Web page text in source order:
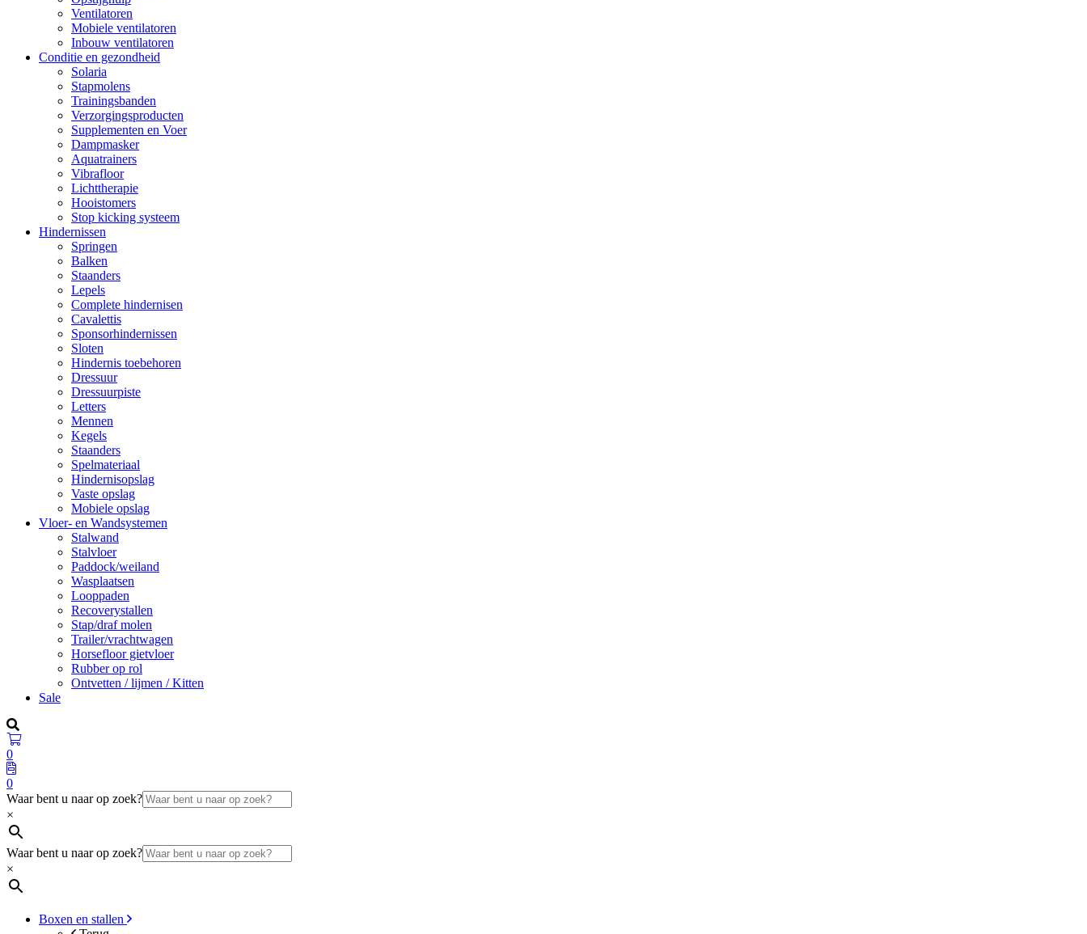
Ventilatoren
Mobiele ventilatoren
Inbouw ventilatoren
Conditie en gezondheid
Solaria
Stapmolens
Trainingsbanden
Verzorgingsproducten
Supplementen en Voer
Dampmasker
Aquatrainers
Vibrafloor
Lichttherapie
Hooistomers
Stop kicking systeem
Hindernissen
Springen
Balken
Staanders
Lepels
Complete hindernisen
Cavalettis
Sponsorhindernissen
Sloten
Hindernis toebehoren
Dressuur
Dressuurpiste
Letters
Mennen
Kegels
Staanders
Spelmateriaal
Hindernisopslag
Vaste opslag
Mobiele opslag
Vloer- en Wandsystemen
Stalwand
Stalvloer
Paddock/weiland
Wasplaatsen
Looppaden
Recoverystallen
Stap/draf molen
Trailer/vrachtwagen
Horsefloor gietvloer
Rubber op rol
Ontvetten / lijmen / Kitten
Sale
0
0
Waar bent u naar op zoek?
×
Waar bent u naar op zoek?
×
Boxen en stallen